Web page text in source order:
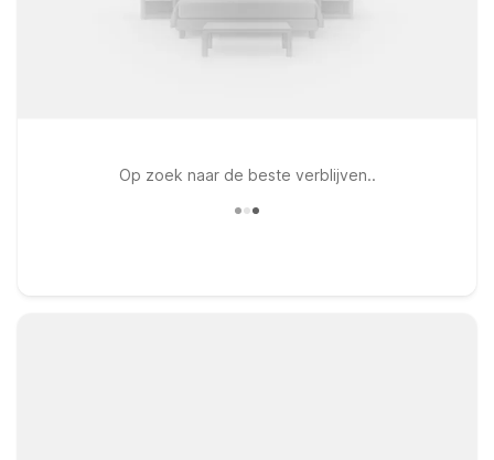
Op zoek naar de beste verblijven..